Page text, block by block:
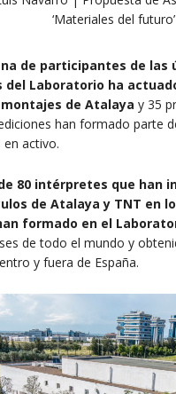
‘Materiales del futuro’
de participantes de las
del Laboratorio ha
de Atalaya y 35
han formado parte
en activo.
80 intérpretes que han
de Atalaya y TNT en
formado en el
de todo el mundo y
y fuera de España.